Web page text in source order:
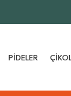
PIDELER